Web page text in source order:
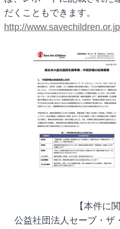
だくこともできます。
http://
【本件に
公益社団法人セーブ・ザ